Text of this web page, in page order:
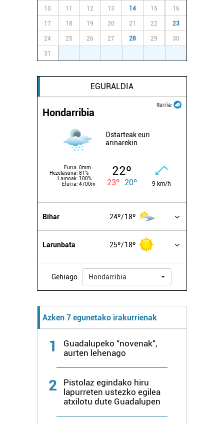
10 11 12 13 14 15 16
17 18 19 20 21 22 23
24 25 26 27 28 29 30
31
EGURALDIA
Iturria:
Hondarribia
Ostarteak euri
arinarekin
Euria: 0mm
Hezetasuna: 81%
Lainoak: 100%
Elurra: 4700m
22º
23º 20º 9 km/h
Bihar 24º 18º
Larunbata 25º 18º
Gehiago: Hondarribia
Azken 7 egunetako irakurrienak
1
Guadalupeko "novenak",
aurten lehenago
2
Pistolaz egindako hiru
lapurreten ustezko egilea
atxilotu dute Guadalupen